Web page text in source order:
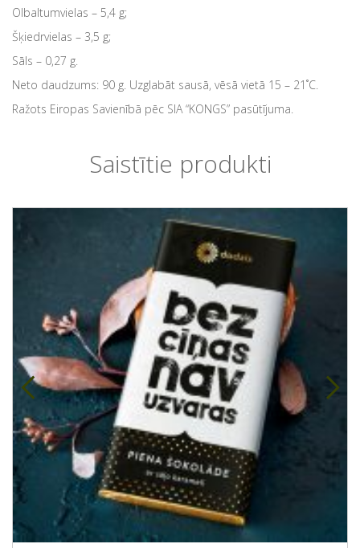
Olbaltumvielas – 5,4 g;
Šķiedrvielas – 3,5 g;
Sāls – 0,27 g.
Neto daudzums: 90 g. Uzglabāt sausā, vēsā vietā 15 – 21˚C.
Ražots Eiropas Savienībā pēc SIA “KONGS” pasūtījuma.
Saistītie produkti